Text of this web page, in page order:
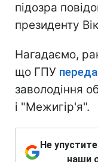
підозра
президенту
Нагадаємо,
що ГПУ
заволодіння
і "Межигір'я".
Не
наши